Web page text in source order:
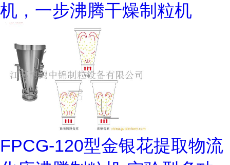
机，一步沸腾干燥制粒机
FPCG-120型金银花提取物流